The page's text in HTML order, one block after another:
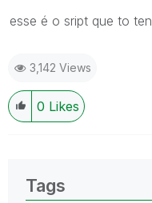
esse é o sript que to
3,142 Views
0 Likes
Tags